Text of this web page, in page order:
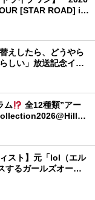
[STAR ROAD] in
】
えしたら、どうやら
しい」放送記念イン
く見えたんです」
ム
全12種類”アー
スト】元「lol（エル
するガールズオーデ
日）まで